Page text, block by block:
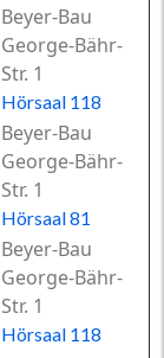
Beyer-Bau
George-Bähr-
Str. 1
Hörsaal 118
Beyer-Bau
George-Bähr-
Str. 1
Hörsaal 81
Beyer-Bau
George-Bähr-
Str. 1
Hörsaal 118